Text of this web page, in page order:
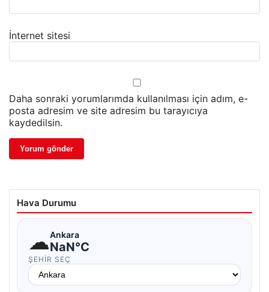
İnternet sitesi
Daha sonraki yorumlarımda kullanılması için adım, e-
posta adresim ve site adresim bu tarayıcıya
kaydedilsin.
Hava Durumu
☁Ankara
NaN°C
ŞEHIR SEÇ